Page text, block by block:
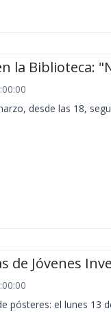
la Biblioteca:
desde las 18,
de Jóvenes
pósteres: el lunes 13